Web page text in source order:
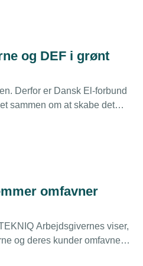
og DEF i grønt
Derfor er Dansk El-forbund
sammen om at skabe det
omfavner
Arbejdsgivernes viser,
og deres kunder omfavner